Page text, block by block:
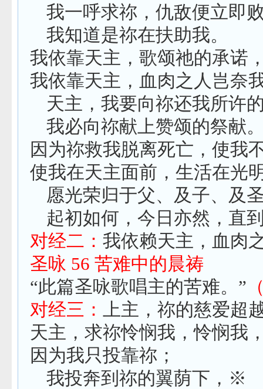
我一呼求祢，仇敌便立即
我知道是祢在扶助我。
我依靠天主，歌颂祂的承诺
我依靠天主，血肉之人岂奈
天主，我要向祢还我所许
我必向祢献上赞颂的祭献
因为祢救我脱离死亡，使我
使我在天主面前，生活在光
愿光荣归于父、及子、及
起初如何，今日亦然，直
对经二： 我依赖天主，血肉
圣咏 56 苦难中的晨祷
“此篇圣咏歌唱主的苦难。”
对经三： 上主，祢的慈爱超
天主，求祢怜悯我，怜悯我
因为我只投靠祢；
我投奔到祢的翼荫下，※